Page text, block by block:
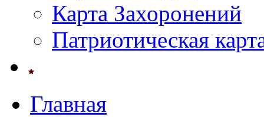
Карта Захоронений
Патриотическая
Главная